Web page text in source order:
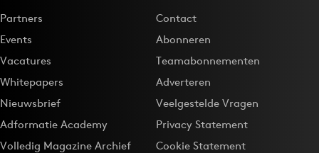
Partners
Events
Vacatures
Whitepapers
Nieuwsbrief
Adformatie Academy
Volledig Magazine Archief
Contact
Abonneren
Teamabonnementen
Adverteren
Veelgestelde Vragen
Privacy Statement
Cookie Statement